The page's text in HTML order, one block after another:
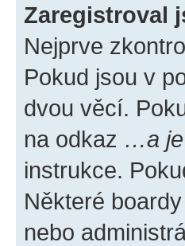
Zaregistroval
Nejprve
Pokud jsou v
dvou věcí.
na odkaz …a je
instrukce.
Některé
nebo